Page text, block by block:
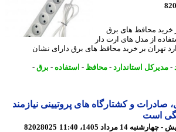
محافظ های برق
از مدل های ارت دار
بر خرید محافظ های برق دارای نشان
استاندارد- محافظ-استفاده-برق -
و کشتارگاه های پروتیینی نیازمند
است
82028025